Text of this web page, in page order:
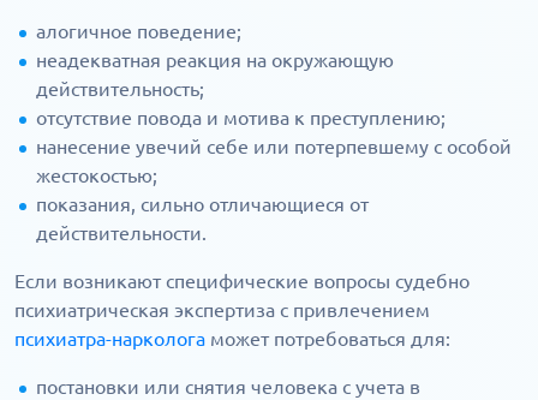
алогичное поведение;
неадекватная реакция на окружающую
действительность;
отсутствие повода и мотива к преступлению;
нанесение увечий себе или потерпевшему с особой
жестокостью;
показания, сильно отличающиеся от
действительности.
Если возникают специфические вопросы судебно
психиатрическая экспертиза с привлечением
психиатра-нарколога может потребоваться для:
постановки или снятия человека с учета в